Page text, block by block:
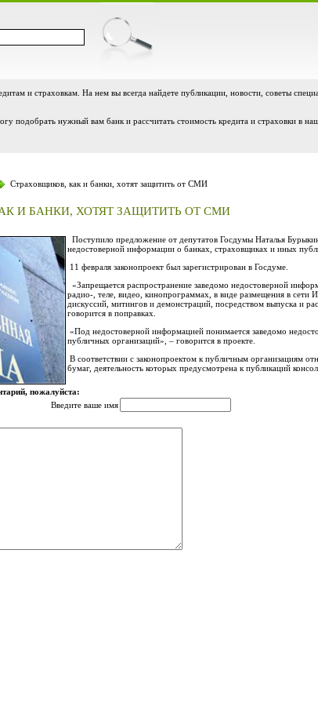
и страховкам. На нем вы всегда найдете публикации, новости, советы
подобрать нужный вам банк и рассчитать стоимость кредита и страховки в
Страховщиков, как и банки, хотят защитить от СМИ
И БАНКИ, ХОТЯТ ЗАЩИТИТЬ ОТ СМИ
Поступило предложение от депутатов Госдумы Наталья
недостоверной информации о банках, страховщиках и иных
11 февраля законопроект был зарегистрирован в Госдуме.
«Запрещается распространение заведомо недостоверной
радио-, теле, видео, кинопрограммах, в виде размещения в
дискуссий, митингов и демонстраций, посредством выпуска и
говорится в поправках.
«Под недостоверной информацией понимается заведомо
публичных организаций», – говорится в проекте.
В соответствии с законопроектом к публичным организациям
бумаг, деятельность которых предусмотрена к публикаций
пожалуйста:
Введите ваше имя